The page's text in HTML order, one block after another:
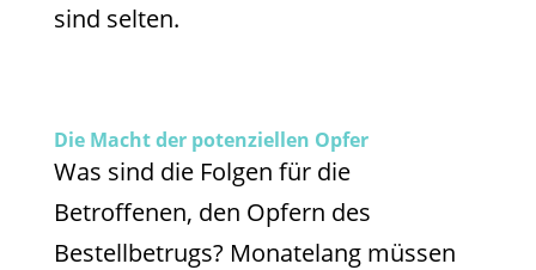
sind selten.
Die Macht der potenziellen Opfer
Was sind die Folgen für die
Betroffenen, den Opfern des
Bestellbetrugs? Monatelang müssen